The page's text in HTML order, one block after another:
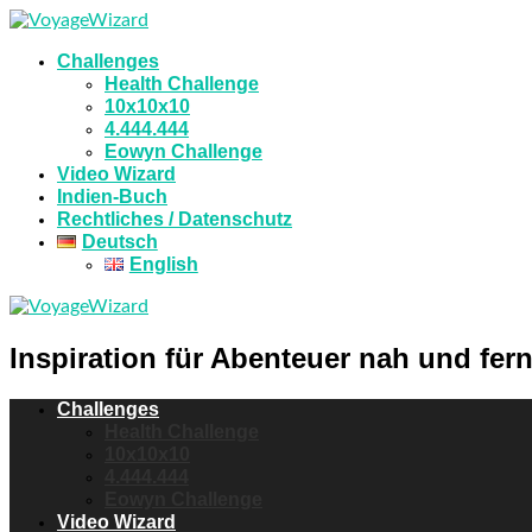
Challenges
Health Challenge
10x10x10
4.444.444
Eowyn Challenge
Video Wizard
Indien-Buch
Rechtliches / Datenschutz
Deutsch
English
Inspiration für Abenteuer nah und
Challenges
Video Wizard